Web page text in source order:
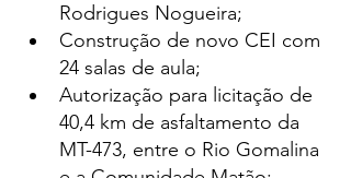
Rodrigues Nogueira;
Construção de novo CEI com
24 salas de aula;
Autorização para licitação de
40,4 km de asfaltamento da
MT-473, entre o Rio Gomalina